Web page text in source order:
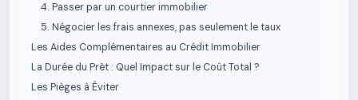
4. Passer par un courtier immobilier
5. Négocier les frais annexes, pas seulement le taux
Les Aides Complémentaires au Crédit Immobilier
La Durée du Prêt : Quel Impact sur le Coût Total ?
Les Pièges à Éviter